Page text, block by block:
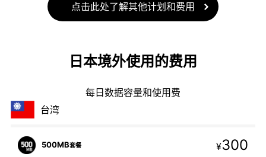
点击此处了解其他计划和费用
日本境外使用的费用
每日数据容量和使用费
台湾
500MB套餐 ¥300